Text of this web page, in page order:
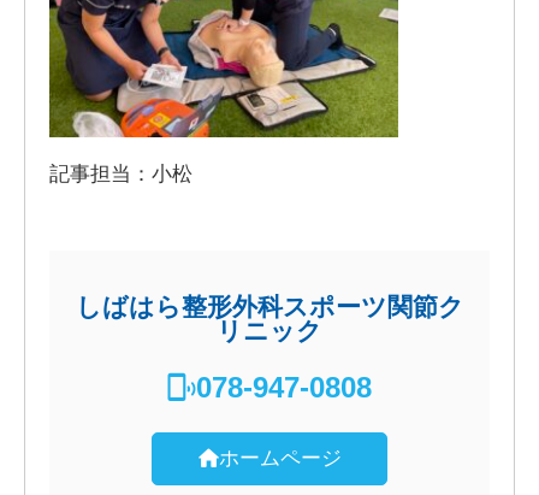
記事担当：小松
しばはら整形外科スポーツ関節ク
リニック
078-947-0808
ホームページ